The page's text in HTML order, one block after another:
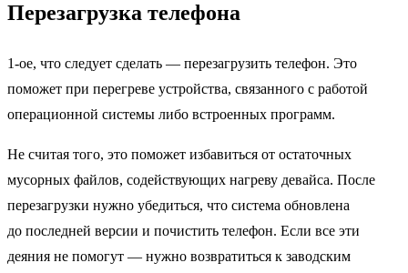
Перезагрузка телефона
1-ое, что следует сделать — перезагрузить телефон. Это
поможет при перегреве устройства, связанного с работой
операционной системы либо встроенных программ.
Не считая того, это поможет избавиться от остаточных
мусорных файлов, содействующих нагреву девайса. После
перезагрузки нужно убедиться, что система обновлена
до последней версии и почистить телефон. Если все эти
деяния не помогут — нужно возвратиться к заводским